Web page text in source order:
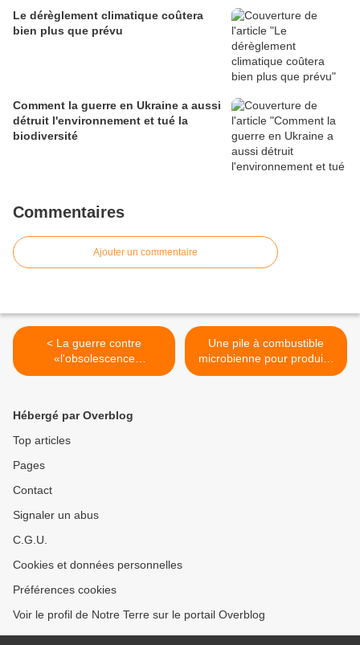
Le dérèglement climatique coûtera
bien plus que prévu
Comment la guerre en Ukraine a aussi
détruit l'environnement et tué la
biodiversité
Commentaires
Ajouter un commentaire
< La guerre contre
«l'obsolescence
programmée» est déclarée
Une pile à combustible
microbienne pour produire
de l’electricté par les
Hébergé par Overblog
Top articles
Pages
Contact
Signaler un abus
C.G.U.
Cookies et données personnelles
Préférences cookies
Voir le profil de Notre Terre sur le portail Overblog